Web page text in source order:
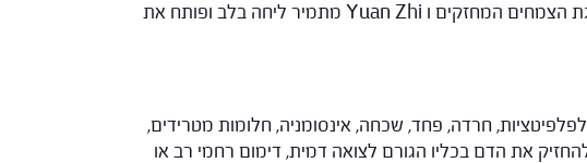
Suan Zao Ren ,Long Yan Rou ו-Da Zao מזינים את דם הלב ומרגיעים נפש. Mu Xiang מסייע בספיגת הצמחים המחזקים ו Yuan Zhi מתמיר ליחה בלב ופותח את
מרובה הגורמת לפלפיטציות, חרדה, פחד, שכחה, אינסומניה, חלומות מטרידים,
צהבהבה או חיוורת. 2. חוסר בטחול שאינו מצליח להחזיק את הדם בכליו הגורם לצואה דמית, דימום רחמי רב או